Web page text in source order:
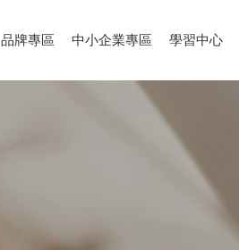
品牌專區 中小企業專區 學習中心